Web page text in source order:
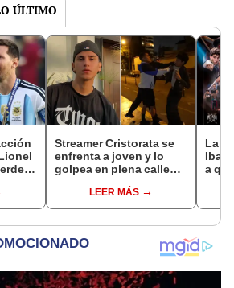
ÚLTIMO
Streamer Cristorata se
enfrenta a joven y lo
golpea en plena calle
LEER MÁS
La
Ibai
a